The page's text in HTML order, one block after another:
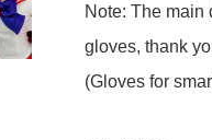
Note: The main
gloves, thank
(Gloves for